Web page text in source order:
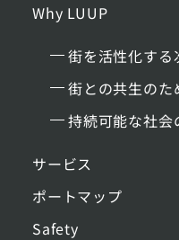
Why LUUP
街を活性化する
街との共生のた
持続可能な社会
サービス
ポートマップ
Safety